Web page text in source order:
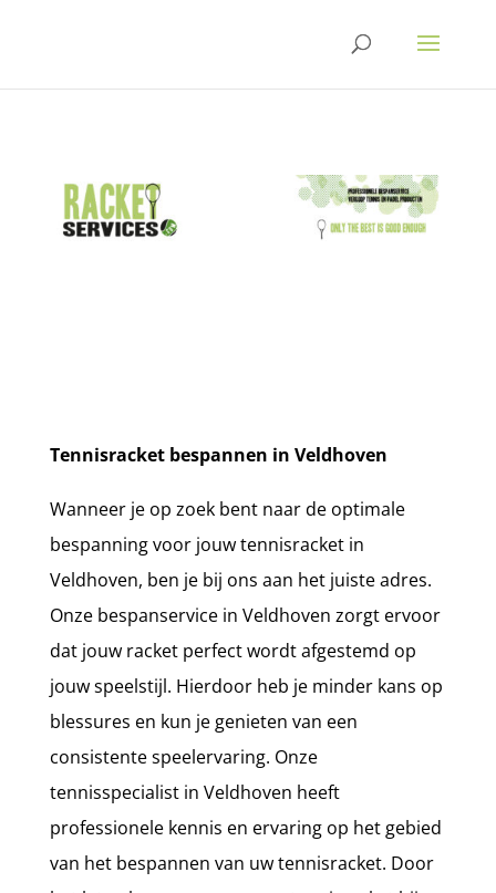
Tennisracket bespannen in Veldhoven
Wanneer je op zoek bent naar de optimale
bespanning voor jouw tennisracket in
Veldhoven, ben je bij ons aan het juiste adres.
Onze bespanservice in Veldhoven zorgt ervoor
dat jouw racket perfect wordt afgestemd op
jouw speelstijl. Hierdoor heb je minder kans op
blessures en kun je genieten van een
consistente speelervaring. Onze
tennisspecialist in Veldhoven heeft
professionele kennis en ervaring op het gebied
van het bespannen van uw tennisracket. Door